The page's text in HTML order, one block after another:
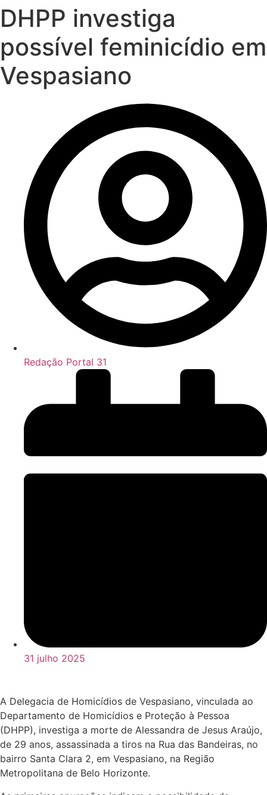
DHPP investiga
possível feminicídio em
Vespasiano
Redação Portal 31
31 julho 2025
A Delegacia de Homicídios de Vespasiano, vinculada ao
Departamento de Homicídios e Proteção à Pessoa
(DHPP), investiga a morte de Alessandra de Jesus Araújo,
de 29 anos, assassinada a tiros na Rua das Bandeiras, no
bairro Santa Clara 2, em Vespasiano, na Região
Metropolitana de Belo Horizonte.